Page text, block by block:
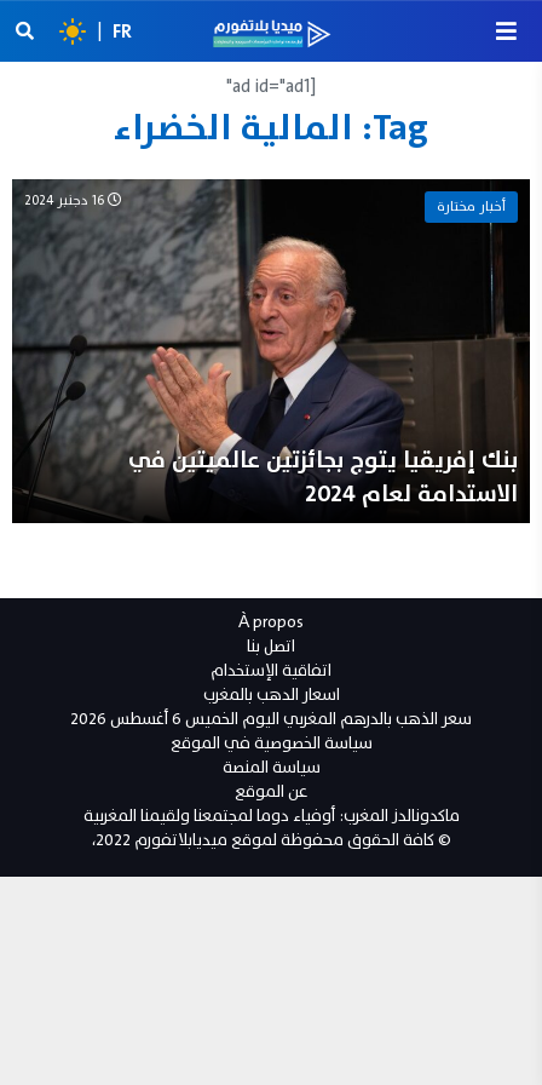
FR
|
[ad id="ad1"
Tag: المالية الخضراء
أخبار مختارة
بنك إفريقيا يتوج بجائزتين عالميتين في
الاستدامة لعام 2024
© كافة الحقوق محفوظة لموقع ميديابلاتفورم 2022،
À propos
اتصل بنا
اتفاقية الإستخدام
اسعار الدهب بالمغرب
سعر الذهب بالدرهم المغربي اليوم الخميس 6 أغسطس 2026
سياسة الخصوصية في الموقع
سياسة المنصة
عن الموقع
ماكدونالدز المغرب: أوفياء دوما لمجتمعنا ولقيمنا المغربية